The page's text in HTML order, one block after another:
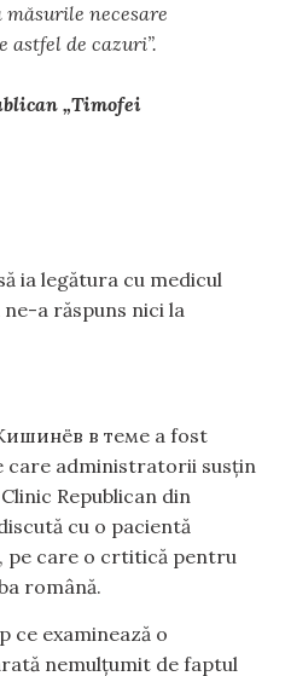
necesare
astfel de cazuri”.
„Timofei
ia legătura cu medicul
a răspuns nici la
в теме a fost
care administratorii susțin
Republican din
cu o pacientă
pe care o crtitică pentru
română.
ce examinează o
nemulțumit de faptul